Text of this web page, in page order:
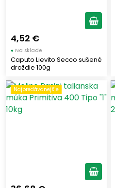
4,52 €
● Na sklade
Caputo Lievito Secco sušené
droždie 100g
Najpredávanejšie